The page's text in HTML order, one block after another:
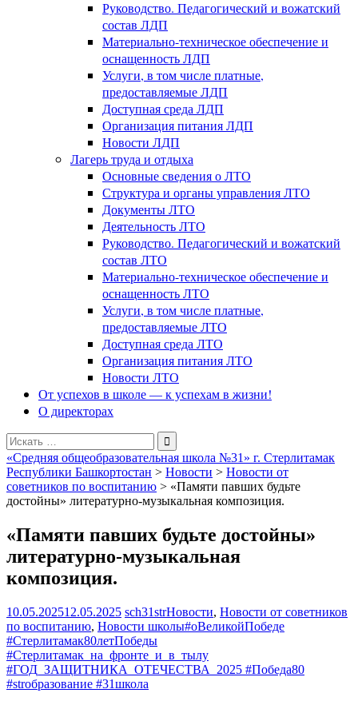
Руководство. Педагогический и вожатский
состав ЛДП
Материально-техническое обеспечение и
оснащенность ЛДП
Услуги, в том числе платные,
предоставляемые ЛДП
Доступная среда ЛДП
Организация питания ЛДП
Новости ЛДП
Лагерь труда и отдыха
Основные сведения о ЛТО
Структура и органы управления ЛТО
Документы ЛТО
Деятельность ЛТО
Руководство. Педагогический и вожатский
состав ЛТО
Материально-техническое обеспечение и
оснащенность ЛТО
Услуги, в том числе платные,
предоставляемые ЛТО
Доступная среда ЛТО
Организация питания ЛТО
Новости ЛТО
От успехов в школе — к успехам в жизни!
О директорах
Поиск
для:
«Средняя общеобразовательная школа №31» г. Стерлитамак
Республики Башкортостан > Новости > Новости от
советников по воспитанию > «Памяти павших будьте
достойны» литературно-музыкальная композиция.
«Памяти павших будьте достойны»
литературно-музыкальная
композиция.
10.05.202512.05.2025 sch31strНовости, Новости от советников
по воспитанию, Новости школы#оВеликойПобеде
#Стерлитамак80летПобеды
#Стерлитамак_на_фронте_и_в_тылу
#ГОД_ЗАЩИТНИКА_ОТЕЧЕСТВА_2025 #Победа80
#strобразование #31школа